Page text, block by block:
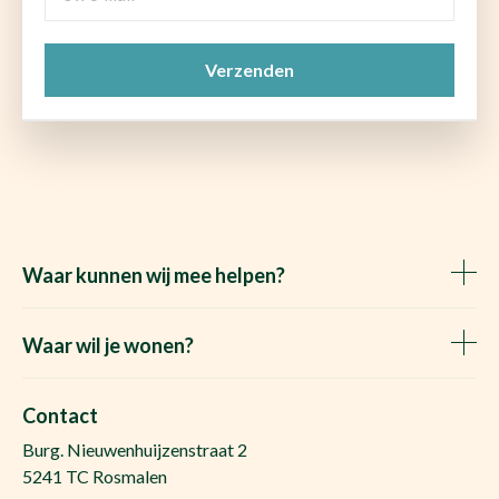
Waar kunnen wij mee helpen?
Het Waare Huis zoekt
Gratis woningwaarde
Vraag de kosten op
Waar wil je wonen?
Makelaar Den Bosch
Huis kopen Nuland
Huis kopen Berlicum
Contact
Burg. Nieuwenhuijzenstraat 2
5241 TC Rosmalen